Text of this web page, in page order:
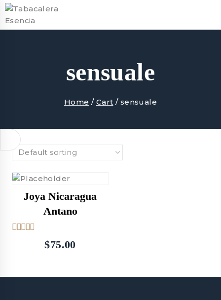
Skip
to
content
sensuale
Home / Cart / sensuale
Joya Nicaragua
Antano
$75.00